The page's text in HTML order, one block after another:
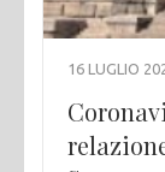
16 LUGLIO